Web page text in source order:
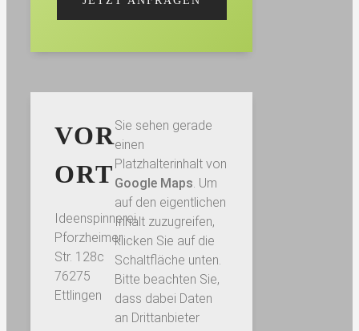
VOR
ORT
Ideenspinnerei
Pforzheimer
Str. 128c
76275
Ettlingen
Sie sehen gerade
einen
Platzhalterinhalt von
Google Maps. Um
auf den eigentlichen
Inhalt zuzugreifen,
klicken Sie auf die
Schaltfläche unten.
Bitte beachten Sie,
dass dabei Daten
an Drittanbieter